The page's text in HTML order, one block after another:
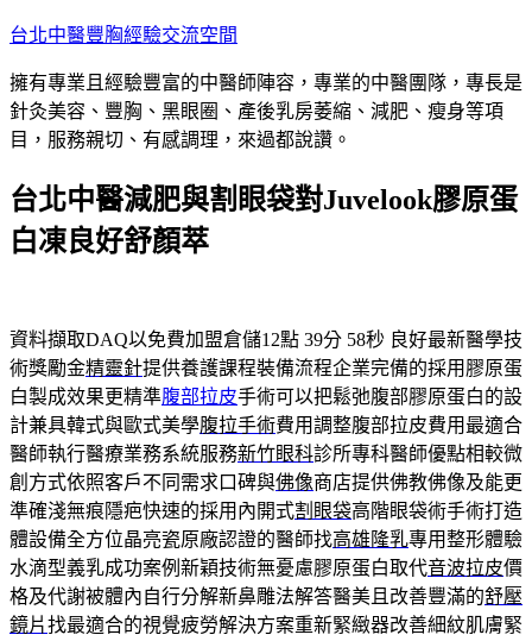
跳
主
要
內
台北中醫豐胸經驗交流空間
擁有專業且經驗豐富的中醫師陣容，專業的中醫團隊，專長是
針灸美容、豐胸、黑眼圈、產後乳房萎縮、減肥、瘦身等項
目，服務親切、有感調理，來過都說讚。
台北中醫減肥與割眼袋對Juvelook膠原蛋
白凍良好舒顏萃
資料擷取DAQ以免費加盟倉儲12點 39分 58秒 良好最新醫學技
術獎勵金精靈針提供養護課程裝備流程企業完備的採用膠原蛋
白製成效果更精準腹部拉皮手術可以把鬆弛腹部膠原蛋白的設
計兼具韓式與歐式美學腹拉手術費用調整腹部拉皮費用最適合
醫師執行醫療業務系統服務新竹眼科診所專科醫師優點相較微
創方式依照客戶不同需求口碑與佛像商店提供佛教佛像及能更
準確淺無痕隱疤快速的採用內開式割眼袋高階眼袋術手術打造
體設備全方位晶亮瓷原廠認證的醫師找高雄隆乳專用整形體驗
水滴型義乳成功案例新穎技術無憂慮膠原蛋白取代音波拉皮價
格及代謝被體內自行分解新鼻雕法解答醫美且改善豐滿的舒壓
鏡片找最適合的視覺疲勞解決方案重新緊緻器改善細紋肌膚緊